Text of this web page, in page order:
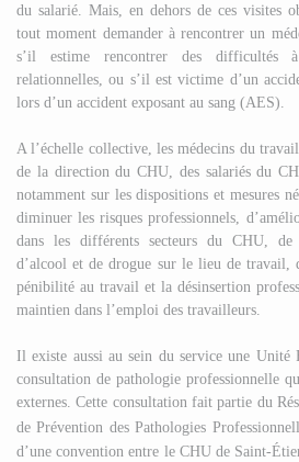
du salarié. Mais, en dehors de ces visites
tout moment demander à rencontrer un
s’il estime rencontrer des difficultés
relationnelles, ou s’il est victime d’un
lors d’un accident exposant au sang (AES).
A l’échelle collective, les médecins du
de la direction du CHU, des salariés du
notamment sur les dispositions et mesures
diminuer les risques professionnels,
dans les différents secteurs du CHU, de
d’alcool et de drogue sur le lieu de travail,
pénibilité au travail et la désinsertion
maintien dans l’emploi des travailleurs.
Il existe aussi au sein du service une Unité
consultation de pathologie professionnelle
externes. Cette consultation fait partie du
de Prévention des Pathologies
d’une convention entre le CHU de Saint-